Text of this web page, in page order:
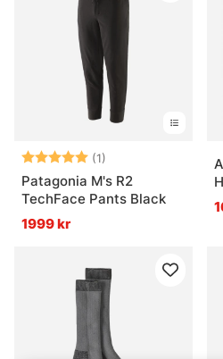
Betyg: (1)
5.0 utav 5 stjärnor
Patagonia M's R2
TechFace Pants Black
1999 kr